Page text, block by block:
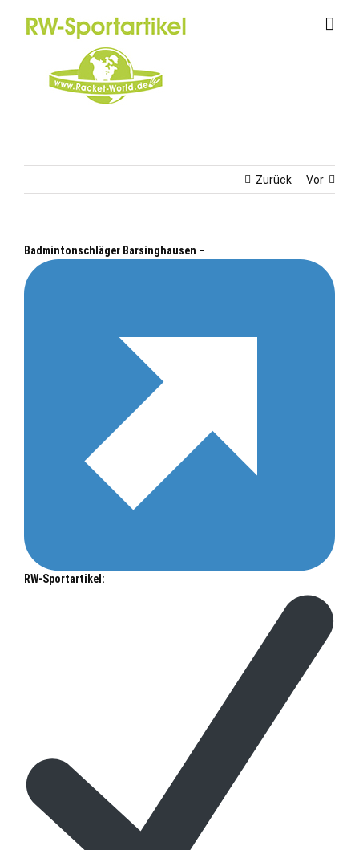
Zurück Vor
Badmintonschläger Barsinghausen –
RW-Sportartikel: